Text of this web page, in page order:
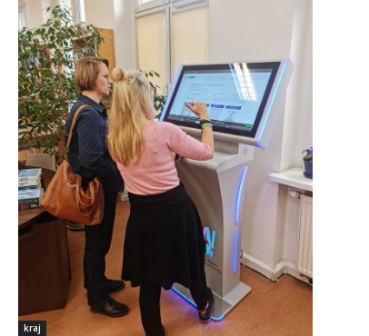
kraj